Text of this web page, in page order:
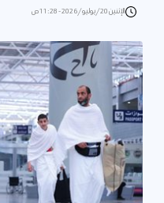
الإثنين 20/يوليو/2026 - 11:28 ص